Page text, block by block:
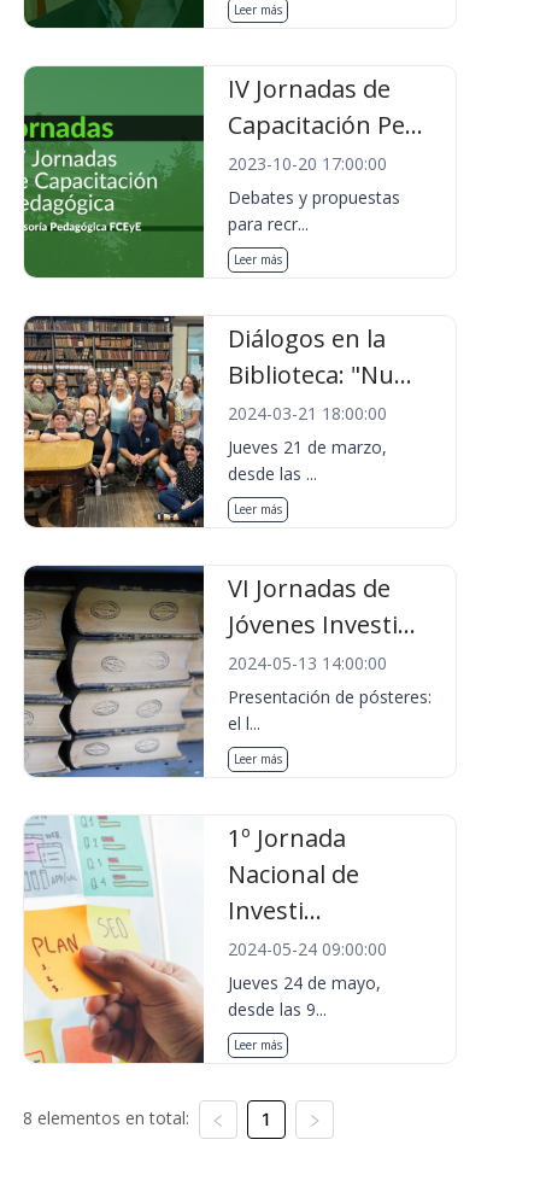
Leer más
IV Jornadas de
Capacitación Pe...
2023-10-20 17:00:00
Debates y propuestas
para recr...
Leer más
Diálogos en la
Biblioteca: "Nu...
2024-03-21 18:00:00
Jueves 21 de marzo,
desde las ...
Leer más
VI Jornadas de
Jóvenes Investi...
2024-05-13 14:00:00
Presentación de pósteres:
el l...
Leer más
1º Jornada
Nacional de
Investi...
2024-05-24 09:00:00
Jueves 24 de mayo,
desde las 9...
Leer más
8 elementos en total: 1